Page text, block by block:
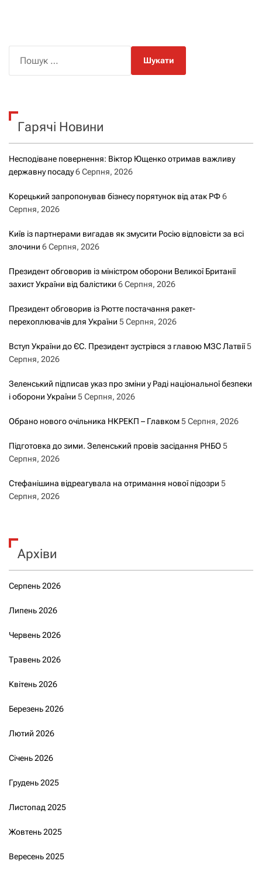
і
г
ц
і
я
з
з
а
и
с
м
и
к
Гарячі Новини
Несподіване повернення: Віктор Ющенко отримав важливу
державну посаду6 Серпня, 2026
Корецький запропонував бізнесу порятунок від атак РФ6
Серпня, 2026
Київ із партнерами вигадав як змусити Росію відповісти за всі
злочини 6 Серпня, 2026
Президент обговорив із міністром оборони Великої Британії
захист України від балістики 6 Серпня, 2026
Президент обговорив із Рютте постачання ракет-
перехоплювачів для України 5 Серпня, 2026
Вступ України до ЄС. Президент зустрівся з главою МЗС Латвії5
Серпня, 2026
Зеленський підписав указ про зміни у Раді національної безпеки
і оборони України 5 Серпня, 2026
Обрано нового очільника НКРЕКП – Главком5 Серпня, 2026
Підготовка до зими. Зеленський провів засідання РНБО5
Серпня, 2026
Стефанішина відреагувала на отримання нової підозри 5
Серпня, 2026
Архіви
Серпень 2026
Липень 2026
Червень 2026
Травень 2026
Квітень 2026
Березень 2026
Лютий 2026
Січень 2026
Грудень 2025
Листопад 2025
Жовтень 2025
Вересень 2025